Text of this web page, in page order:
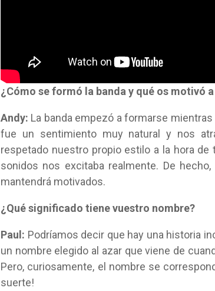
¿Cómo se formó la banda y qué os motivó
Andy: La banda empezó a formarse
fue un sentimiento muy natural y nos
respetado nuestro propio estilo a la hora
sonidos nos excitaba realmente. De
mantendrá motivados.
¿Qué significado tiene vuestro nombre?
Paul: Podríamos decir que hay una historia
un nombre elegido al azar que viene de
Pero, curiosamente, el nombre se
suerte!